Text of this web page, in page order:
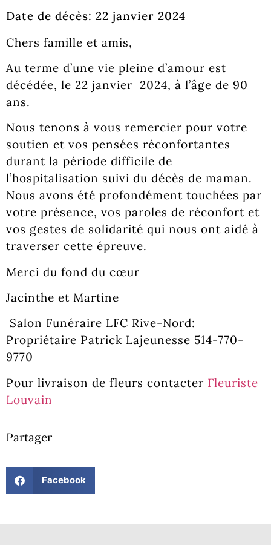
Date de décès: 22 janvier 2024
Chers famille et amis,
Au terme d’une vie pleine d’amour est
décédée, le 22 janvier 2024, à l’âge de 90
ans.
Nous tenons à vous remercier pour votre
soutien et vos pensées réconfortantes
durant la période difficile de
l’hospitalisation suivi du décès de maman.
Nous avons été profondément touchées par
votre présence, vos paroles de réconfort et
vos gestes de solidarité qui nous ont aidé à
traverser cette épreuve.
Merci du fond du cœur
Jacinthe et Martine
Salon Funéraire LFC Rive-Nord:
Propriétaire Patrick Lajeunesse 514-770-
9770
Pour livraison de fleurs contacter Fleuriste
Louvain
Partager
Facebook